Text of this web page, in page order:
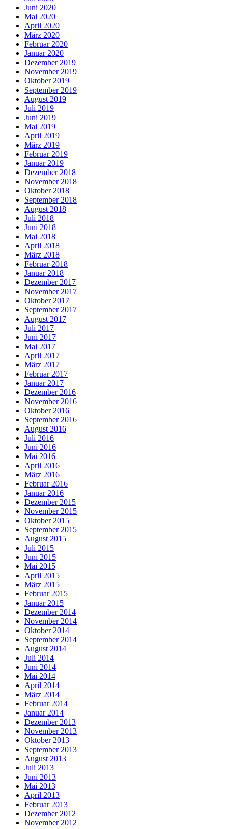
Juni 2020
Mai 2020
April 2020
März 2020
Februar 2020
Januar 2020
Dezember 2019
November 2019
Oktober 2019
September 2019
August 2019
Juli 2019
Juni 2019
Mai 2019
April 2019
März 2019
Februar 2019
Januar 2019
Dezember 2018
November 2018
Oktober 2018
September 2018
August 2018
Juli 2018
Juni 2018
Mai 2018
April 2018
März 2018
Februar 2018
Januar 2018
Dezember 2017
November 2017
Oktober 2017
September 2017
August 2017
Juli 2017
Juni 2017
Mai 2017
April 2017
März 2017
Februar 2017
Januar 2017
Dezember 2016
November 2016
Oktober 2016
September 2016
August 2016
Juli 2016
Juni 2016
Mai 2016
April 2016
März 2016
Februar 2016
Januar 2016
Dezember 2015
November 2015
Oktober 2015
September 2015
August 2015
Juli 2015
Juni 2015
Mai 2015
April 2015
März 2015
Februar 2015
Januar 2015
Dezember 2014
November 2014
Oktober 2014
September 2014
August 2014
Juli 2014
Juni 2014
Mai 2014
April 2014
März 2014
Februar 2014
Januar 2014
Dezember 2013
November 2013
Oktober 2013
September 2013
August 2013
Juli 2013
Juni 2013
Mai 2013
April 2013
Februar 2013
Dezember 2012
November 2012